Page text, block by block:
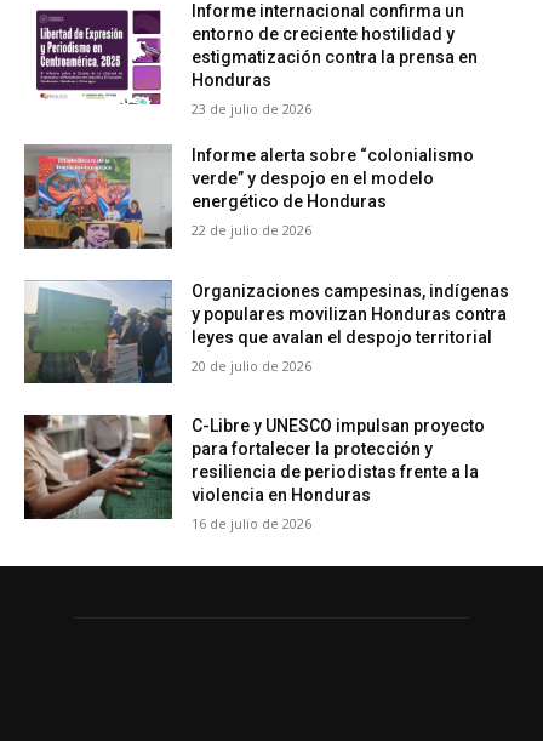
Informe internacional confirma un
entorno de creciente hostilidad y
estigmatización contra la prensa en
Honduras
23 de julio de 2026
Informe alerta sobre “colonialismo
verde” y despojo en el modelo
energético de Honduras
22 de julio de 2026
Organizaciones campesinas, indígenas
y populares movilizan Honduras contra
leyes que avalan el despojo territorial
20 de julio de 2026
C-Libre y UNESCO impulsan proyecto
para fortalecer la protección y
resiliencia de periodistas frente a la
violencia en Honduras
16 de julio de 2026